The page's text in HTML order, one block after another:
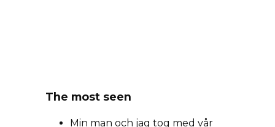
The most seen
Min man och jag tog med vår